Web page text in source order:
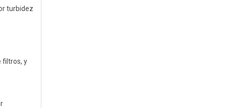
turbidez
filtros, y